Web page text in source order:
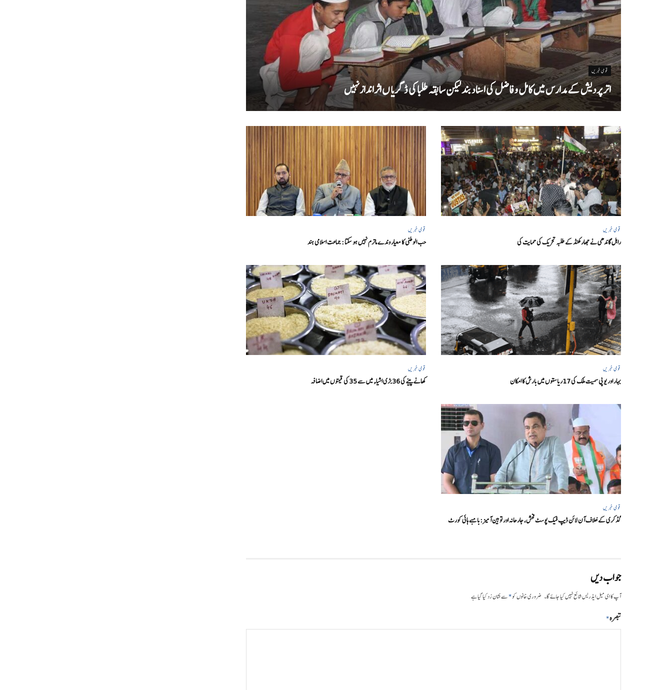
قومی خبریں
اتر پردیش کےمدارس میں کامل و فاضل کی اسناد بند لیکن سابقہ طلبا کی ڈگریا ں اثرانداز نہیں
قومی خبریں
راہل گاندھی نے جھارکھنڈ کے طلبہ تحریک کی حمایت کی
قومی خبریں
حب الوطنی کا معیار وندے ماترم نہیں ہو سکتا : جماعت اسلامی ہند
قومی خبریں
بہار اور یو پی سمیت ملک کی 17ریاستوں میں بارش کا امکان
قومی خبریں
کھانے پینے کی 36 بڑی اشیاء میں سے 35 کی قیمتوں میں اضافہ
قومی خبریں
گڈکری کے خلاف آن لائن ڈیپ فیک پوسٹ فحش، جارحانہ اور توہین آمیز:بامبے ہائی کورٹ
جواب دیں
آپ کا ای میل ایڈریس شائع نہیں کیا جائے گا۔ ضروری خانوں کو*سے نشان زد کیا گیا ہے
تبصرہ*